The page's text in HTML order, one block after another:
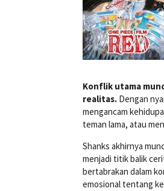
Konflik utama
realitas. Dengan
mengancam
teman lama, atau
Shanks akhirnya
menjadi titik balik
bertabrakan dalam
emosional tentang